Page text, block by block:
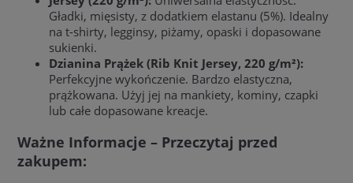
Gładki, mięsisty, z dodatkiem elastanu (5%). Idealny
na t-shirty, legginsy, piżamy, opaski i dopasowane
sukienki.
Dzianina Prążek (Rib Knit Jersey, 220 g/m²):
Perfekcyjne wykończenie. Bardzo elastyczna,
prążkowana. Użyj jej na mankiety, kominy, czapki
lub całe dopasowane kreacje.
Ważne Informacje – Przeczytaj przed
zakupem: